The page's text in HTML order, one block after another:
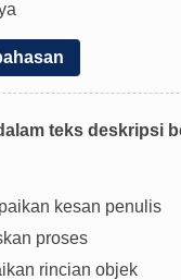
teks deskripsi
kesan penulis
proses
rincian objek